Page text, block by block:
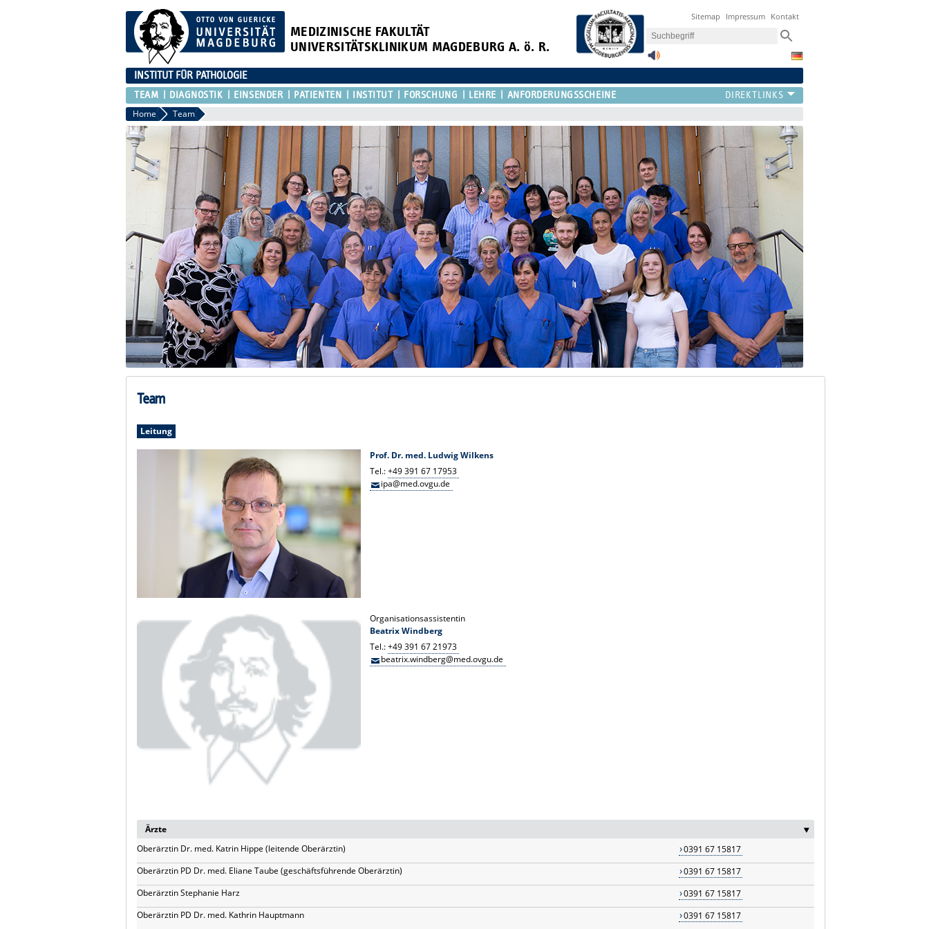
MEDIZINISCHE FAKULTÄT
UNIVERSITÄTSKLINIKUM MAGDEBURG A. ö. R.
Sitemap Impressum Kontakt
INSTITUT FÜR PATHOLOGIE
TEAM DIAGNOSTIK EINSENDER PATIENTEN INSTITUT FORSCHUNG LEHRE ANFORDERUNGSSCHEINE
Home Team
Team
Leitung
Prof. Dr. med. Ludwig Wilkens
Tel.:+49 391 67 17953
ipa@med.ovgu.de
Organisationsassistentin
Beatrix Windberg
Tel.:+49 391 67 21973
beatrix.windberg@med.ovgu.de
Ärzte ‣
Oberärztin Dr. med. Katrin Hippe (leitende Oberärztin)
0391 67 15817
Oberärztin PD Dr. med. Eliane Taube (geschäftsführende Oberärztin)
0391 67 15817
Oberärztin Stephanie Harz
0391 67 15817
Oberärztin PD Dr. med. Kathrin Hauptmann
0391 67 15817